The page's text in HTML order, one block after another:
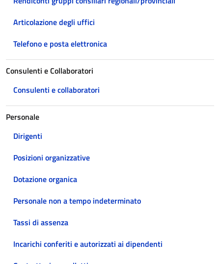
Articolazione degli uffici
Telefono e posta elettronica
Consulenti e Collaboratori
Consulenti e collaboratori
Personale
Dirigenti
Posizioni organizzative
Dotazione organica
Personale non a tempo indeterminato
Tassi di assenza
Incarichi conferiti e autorizzati ai dipendenti